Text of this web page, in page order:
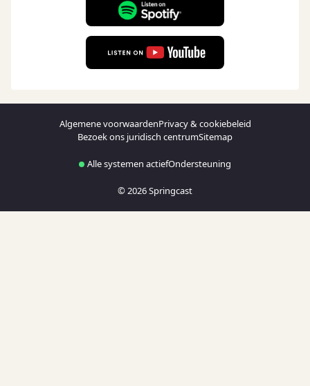
Algemene voorwaardenPrivacy & cookiebeleid
Bezoek ons juridisch centrumSitemap
Alle systemen actiefOndersteuning
© 2026 Springcast